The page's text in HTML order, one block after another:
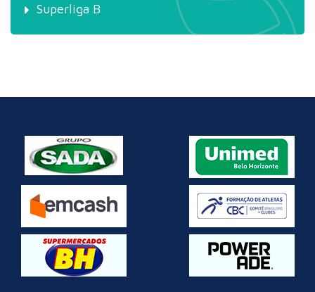
Superliga B